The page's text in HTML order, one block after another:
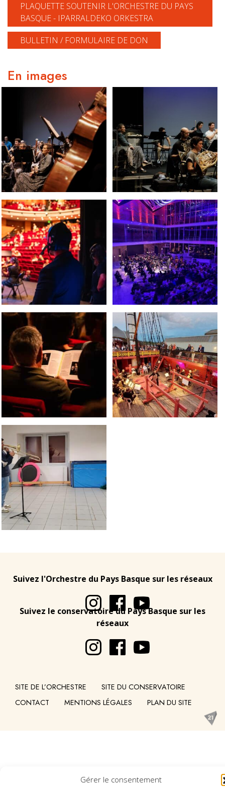
Gérer le consentement
PLAQUETTE SOUTENIR L'ORCHESTRE DU PAYS
BASQUE - IPARRALDEKO ORKESTRA
BULLETIN / FORMULAIRE DE DON
En images
Suivez l'Orchestre du Pays Basque sur les réseaux
Suivez le conservatoire du Pays Basque sur les
réseaux
SITE DE L’ORCHESTRE
SITE DU CONSERVATOIRE
CONTACT
MENTIONS LÉGALES PLAN DU SITE